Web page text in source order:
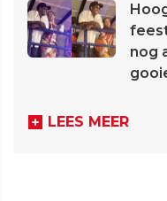
nog
LEES MEER